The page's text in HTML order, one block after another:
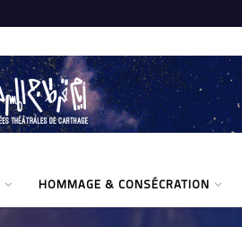
HOMMAGE & CONSÉCRATION